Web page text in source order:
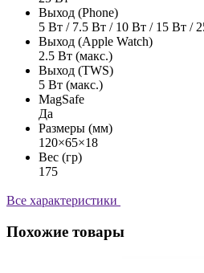
Выход (Phone)
5 Вт / 7.5 Вт / 10 Вт / 15 Вт /
Выход (Apple Watch)
2.5 Вт (макс.)
Выход (TWS)
5 Вт (макс.)
MagSafe
Да
Размеры (мм)
120×65×18
Вес (гр)
175
Все характеристики
Похожие товары